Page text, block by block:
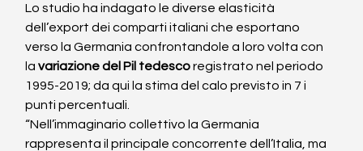
Lo studio ha indagato le diverse elasticità
dell’export dei comparti italiani che esportano
verso la Germania confrontandole a loro volta con
la variazione del Pil tedesco registrato nel periodo
1995-2019; da qui la stima del calo previsto in 7 i
punti percentuali.
“Nell’immaginario collettivo la Germania
rappresenta il principale concorrente dell’Italia, ma